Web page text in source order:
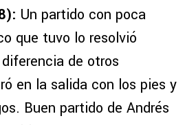
Un partido con poca
que tuvo lo resolvió
de otros
en la salida con los pies y
Buen partido de Andrés